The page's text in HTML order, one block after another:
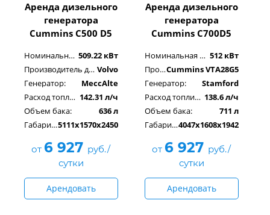
Аренда дизельного
генератора
Cummins C500 D5
Номинальная мощность: 509.22 кВт
Производитель двигателя: Volvo
Генератор:
MeccAlte
Расход топлива: 142.31 л/ч
Объем бака:
636 л
Габариты, см:5111x1570x2450
от 6 927 руб./
сутки
Арендовать
Аренда дизельного
генератора
Cummins C700D5
Номинальная мощность: 512 кВт
Производитель двигателя:Cummins VTA28G5
Генератор:
Stamford
Расход топлива: 138.6 л/ч
Объем бака:
711 л
Габариты, см:4047x1608x1942
от 6 927 руб./
сутки
Арендовать